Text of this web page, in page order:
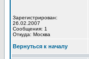
Зарегистрирован:
26.02.2007
Сообщения: 1
Откуда: Москва
Вернуться к началу